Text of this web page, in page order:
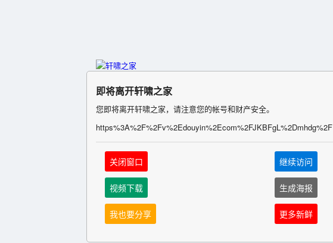
即将离开轩啸之家
您即将离开轩啸之家，请注意您的帐号和财产安全。
https%3A%2F%2Fv%2Edouyin%2Ecom%2FJKBFgL%2Dmhdg%2F
关闭窗口 继续访问
视频下载 生成海报
我也要分享 更多新鲜